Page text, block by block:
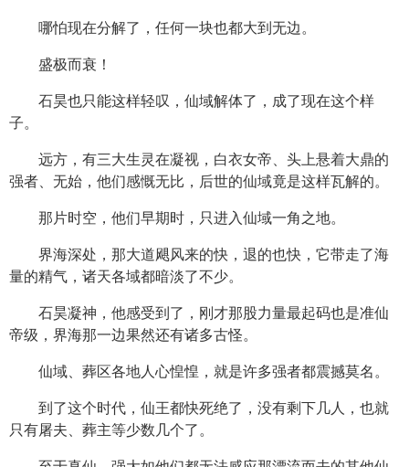
哪怕现在分解了，任何一块也都大到无边。
盛极而衰！
石昊也只能这样轻叹，仙域解体了，成了现在这个样
子。
远方，有三大生灵在凝视，白衣女帝、头上悬着大鼎的
强者、无始，他们感慨无比，后世的仙域竟是这样瓦解的。
那片时空，他们早期时，只进入仙域一角之地。
界海深处，那大道飓风来的快，退的也快，它带走了海
量的精气，诸天各域都暗淡了不少。
石昊凝神，他感受到了，刚才那股力量最起码也是准仙
帝级，界海那一边果然还有诸多古怪。
仙域、葬区各地人心惶惶，就是许多强者都震撼莫名。
到了这个时代，仙王都快死绝了，没有剩下几人，也就
只有屠夫、葬主等少数几个了。